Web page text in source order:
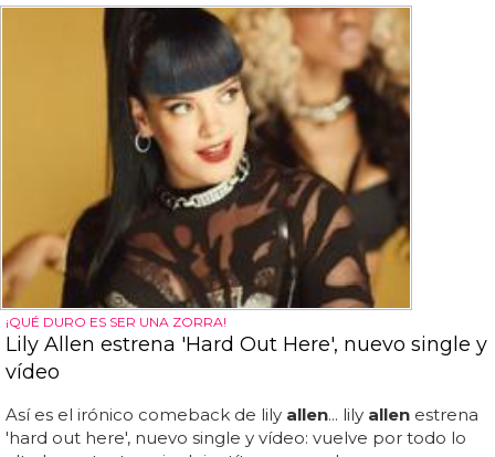
¡QUÉ DURO ES SER UNA ZORRA!
Lily Allen estrena 'Hard Out Here', nuevo single y
vídeo
Así es el irónico comeback de lily allen... lily allen estrena
'hard out here', nuevo single y vídeo: vuelve por todo lo